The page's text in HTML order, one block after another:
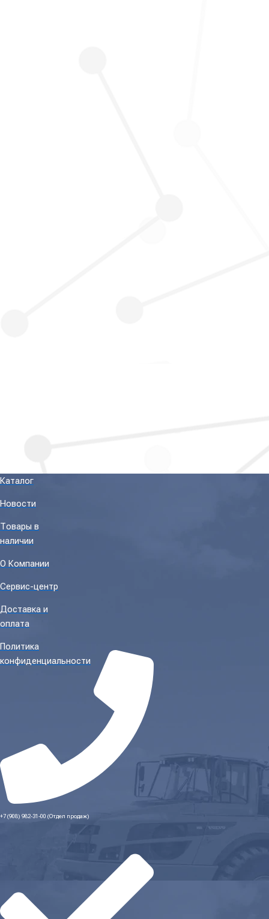
Каталог
Новости
Товары в
наличии
О Компании
Сервис-центр
Доставка и
оплата
Политика
конфиденциальности
+7 (908) 982-31-00 (Отдел продаж)